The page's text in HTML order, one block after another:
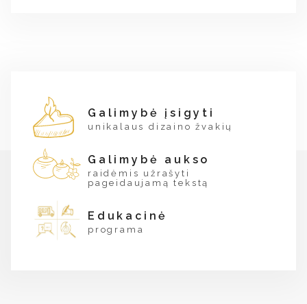
Galimybė įsigyti
unikalaus dizaino žvakių
Galimybė aukso
raidėmis užrašyti
pageidaujamą tekstą
Edukacinė
programa